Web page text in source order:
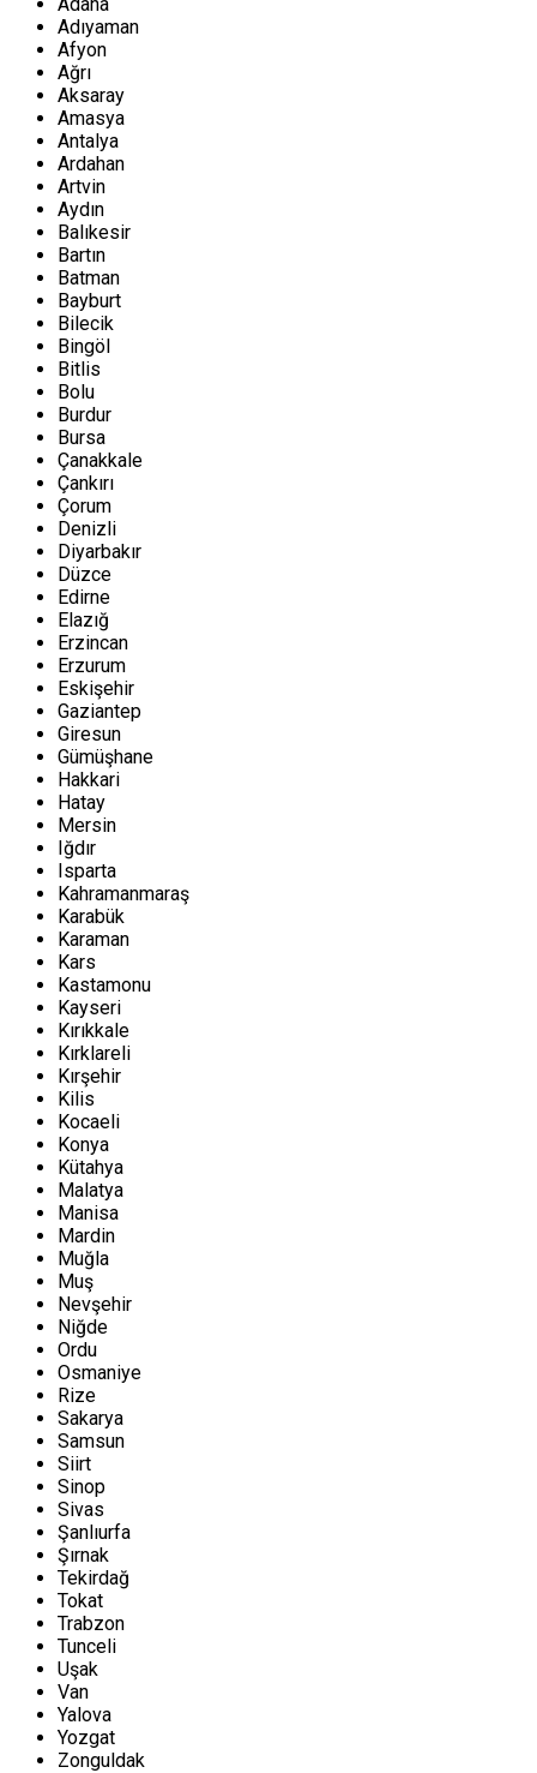
Adıyaman
Afyon
Ağrı
Aksaray
Amasya
Antalya
Ardahan
Artvin
Aydın
Balıkesir
Bartın
Batman
Bayburt
Bilecik
Bingöl
Bitlis
Bolu
Burdur
Bursa
Çanakkale
Çankırı
Çorum
Denizli
Diyarbakır
Düzce
Edirne
Elazığ
Erzincan
Erzurum
Eskişehir
Gaziantep
Giresun
Gümüşhane
Hakkari
Hatay
Mersin
Iğdır
Isparta
Kahramanmaraş
Karabük
Karaman
Kars
Kastamonu
Kayseri
Kırıkkale
Kırklareli
Kırşehir
Kilis
Kocaeli
Konya
Kütahya
Malatya
Manisa
Mardin
Muğla
Muş
Nevşehir
Niğde
Ordu
Osmaniye
Rize
Sakarya
Samsun
Siirt
Sinop
Sivas
Şanlıurfa
Şırnak
Tekirdağ
Tokat
Trabzon
Tunceli
Uşak
Van
Yalova
Yozgat
Zonguldak